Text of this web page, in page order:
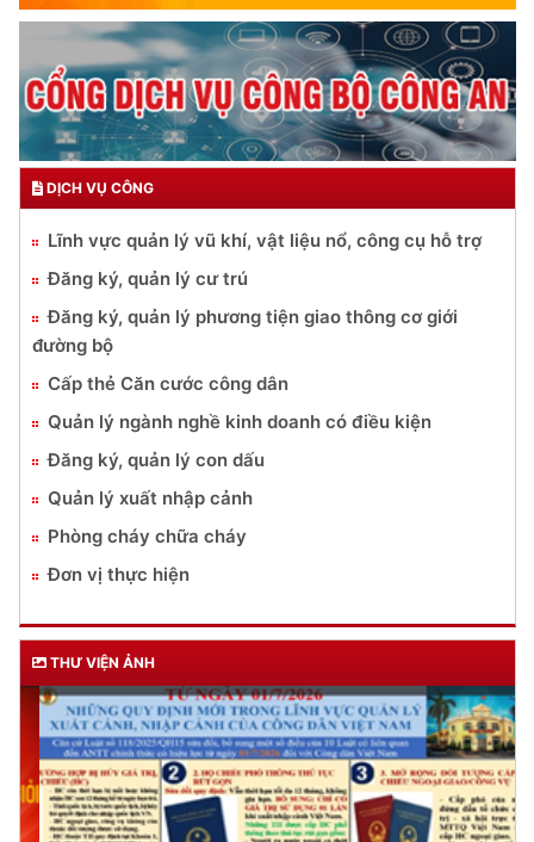
DỊCH VỤ CÔNG
Lĩnh vực quản lý vũ khí, vật liệu nổ, công cụ hỗ trợ
Đăng ký, quản lý cư trú
Đăng ký, quản lý phương tiện giao thông cơ giới
đường bộ
Cấp thẻ Căn cước công dân
Quản lý ngành nghề kinh doanh có điều kiện
Đăng ký, quản lý con dấu
Quản lý xuất nhập cảnh
Phòng cháy chữa cháy
Đơn vị thực hiện
THƯ VIỆN ẢNH